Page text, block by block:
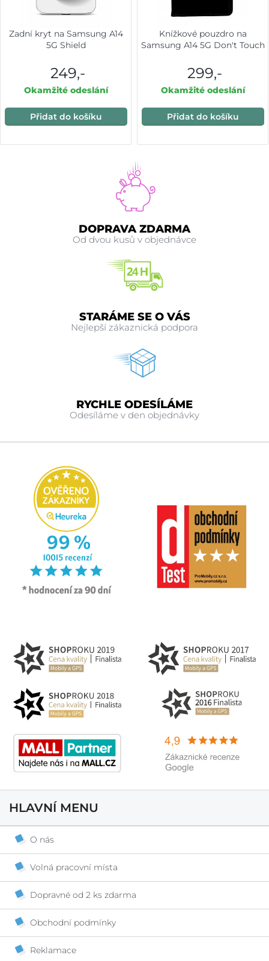
Zadní kryt na Samsung A14
5G Shield
249,-
Okamžité odeslání
Přidat do košíku
Knížkové pouzdro na
Samsung A14 5G Don't Touch
299,-
Okamžité odeslání
Přidat do košíku
DOPRAVA ZDARMA
Od dvou kusů v objednávce
STARÁME SE O VÁS
Nejlepší zákaznická podpora
RYCHLE ODESÍLÁME
Odesíláme v den objednávky
HLAVNÍ MENU
O nás
Volná pracovní místa
Dopravné od 2 ks zdarma
Obchodní podmínky
Reklamace